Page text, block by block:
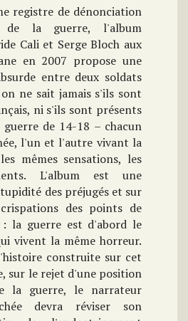
registre de dénonciation
de la guerre, l'album
Cali et Serge Bloch aux
en 2007 propose une
entre deux soldats
ne sait jamais s'ils sont
ni s'ils sont présents
de 14-18 – chacun
l'un et l'autre vivant la
mêmes sensations, les
L'album est une
des préjugés et sur
des points de
la guerre est d'abord le
vivent la même horreur.
construite sur cet
sur le rejet d'une position
la guerre, le narrateur
devra réviser son